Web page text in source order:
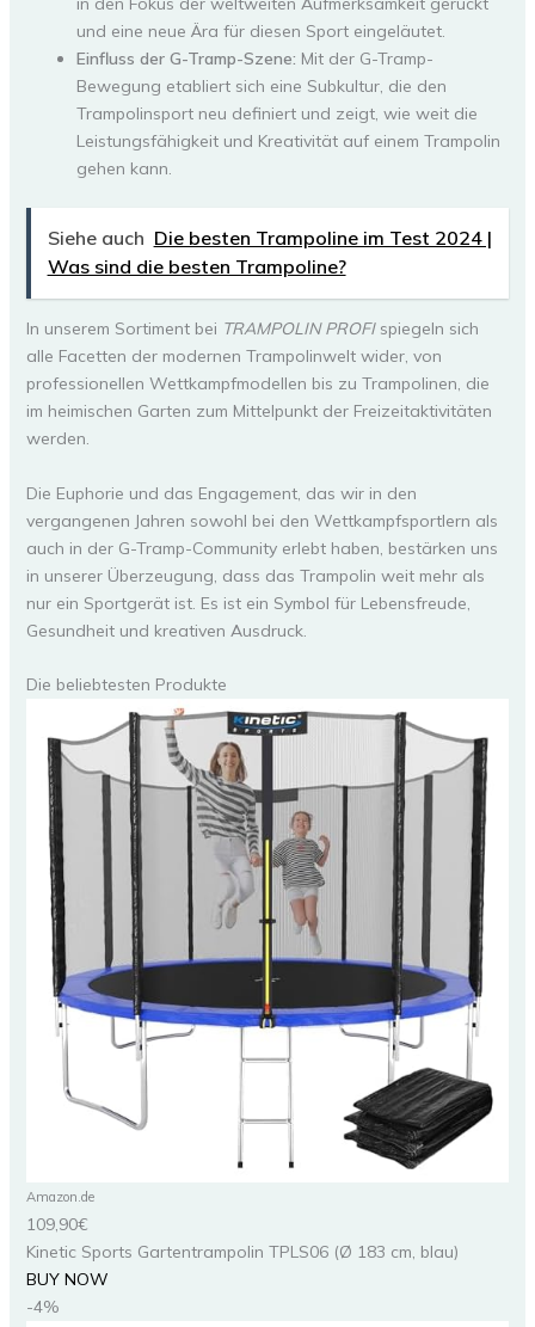
und eine neue Ära für diesen Sport eingeläutet.
Einfluss der G-Tramp-Szene: Mit der G-Tramp-
Bewegung etabliert sich eine Subkultur, die den
Trampolinsport neu definiert und zeigt, wie weit die
Leistungsfähigkeit und Kreativität auf einem Trampolin
gehen kann.
Siehe auch Die besten Trampoline im Test 2024 |
Was sind die besten Trampoline?
In unserem Sortiment bei TRAMPOLIN PROFIspiegeln sich
alle Facetten der modernen Trampolinwelt wider, von
professionellen Wettkampfmodellen bis zu Trampolinen, die
im heimischen Garten zum Mittelpunkt der Freizeitaktivitäten
werden.
Die Euphorie und das Engagement, das wir in den
vergangenen Jahren sowohl bei den Wettkampfsportlern als
auch in der G-Tramp-Community erlebt haben, bestärken uns
in unserer Überzeugung, dass das Trampolin weit mehr als
nur ein Sportgerät ist. Es ist ein Symbol für Lebensfreude,
Gesundheit und kreativen Ausdruck.
Die beliebtesten Produkte
Amazon.de
109,90€
Kinetic Sports Gartentrampolin TPLS06 (Ø 183 cm, blau)
BUY NOW
-4%